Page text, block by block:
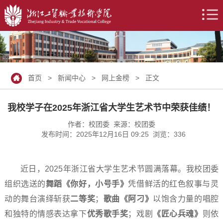
首页 >新闻中心 > 网上金榜 > 正文
我校学子在2025年浙江省大学生艺术节中荣获佳绩！
作者：校团委 来源：校团委
发布时间：2025年12月16日 09:25 浏览： 336
近日，2025年浙江省大学生艺术节圆满落幕。我校团委
组织选送的舞蹈《你好，小号手》凭借鲜活的红色叙事与灵
动的舞台演绎斩获二等奖； 歌曲《阿刁》 以饱含力量的唱腔
和独特的情感表达拿下优秀歌手奖；戏剧 《匠心兵魂》 则依